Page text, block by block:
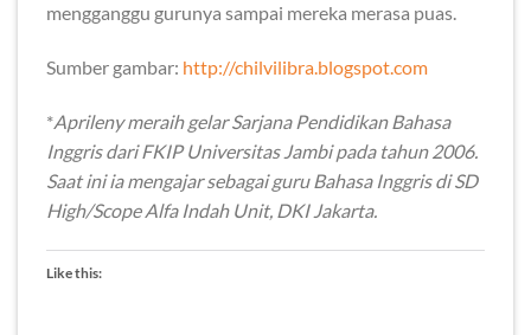
mengganggu gurunya sampai mereka merasa puas.
Sumber gambar: http://chilvilibra.blogspot.com
*Aprileny meraih gelar Sarjana Pendidikan Bahasa
Inggris dari FKIP Universitas Jambi pada tahun 2006.
Saat ini ia mengajar sebagai guru Bahasa Inggris di SD
High/Scope Alfa Indah Unit, DKI Jakarta.
Like this: